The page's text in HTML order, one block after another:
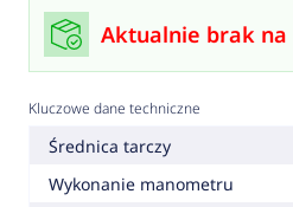
Aktualnie brak na
Kluczowe dane techniczne
Średnica tarczy
Wykonanie manometru